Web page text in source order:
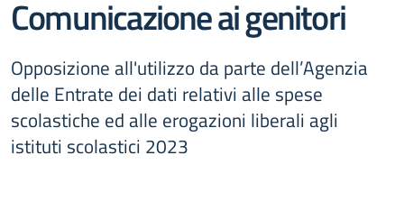
Comunicazione ai genitori
Opposizione all'utilizzo da parte dell’Agenzia
delle Entrate dei dati relativi alle spese
scolastiche ed alle erogazioni liberali agli
istituti scolastici 2023